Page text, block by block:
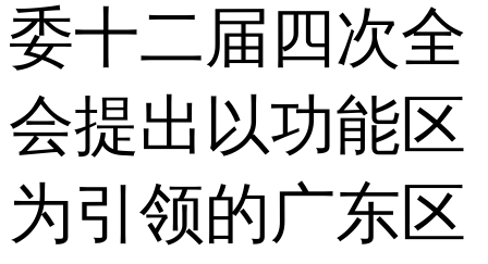
委十二届四次全
会提出以功能区
为引领的广东区